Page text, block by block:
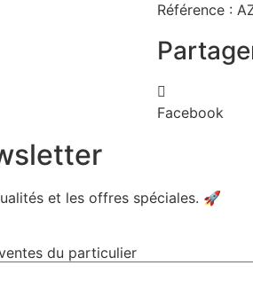
Référence :
Facebook
et les offres spéciales. 🚀​
du particulier